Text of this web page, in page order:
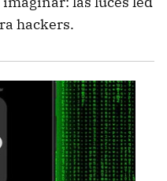
hackers.